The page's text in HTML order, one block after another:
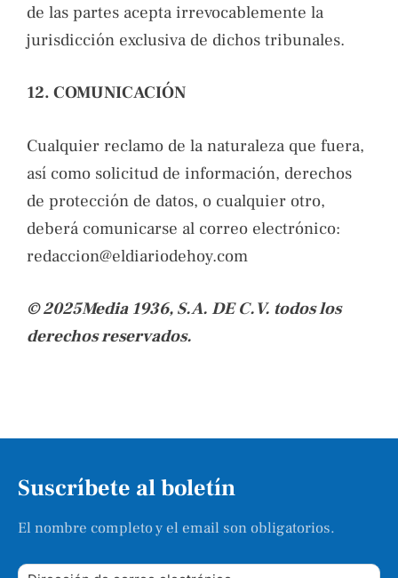
de las partes acepta irrevocablemente la
jurisdicción exclusiva de dichos tribunales.
12. COMUNICACIÓN
Cualquier reclamo de la naturaleza que fuera,
así como solicitud de información, derechos
de protección de datos, o cualquier otro,
deberá comunicarse al correo electrónico:
redaccion@eldiariodehoy.com
© 2025Media 1936, S.A. DE C.V. todos los
derechos reservados.
Suscríbete al boletín
El nombre completo y el email son obligatorios.